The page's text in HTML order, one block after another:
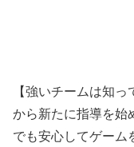
【強いチームは知
から新たに指導を始
でも安心してゲーム